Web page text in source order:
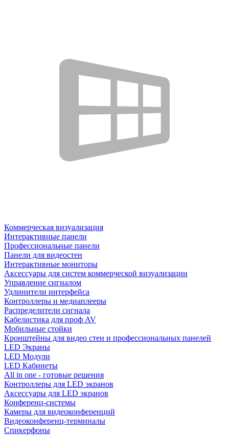
Коммерческая визуализация
Интерактивные панели
Профессиональные панели
Панели для видеостен
Интерактивные мониторы
Аксессуары для систем коммерческой визуализации
Управление сигналом
Удлинители интерфейса
Контроллеры и медиаплееры
Распределители сигнала
Кабелистика для проф AV
Мобильные стойки
Кронштейны для видео стен и профессиональных панелей
LED Экраны
LED Модули
LED Кабинеты
All in one - готовые решения
Контроллеры для LED экранов
Аксессуары для LED экранов
Конференц-системы
Камеры для видеоконференций
Видеоконференц-терминалы
Спикерфоны